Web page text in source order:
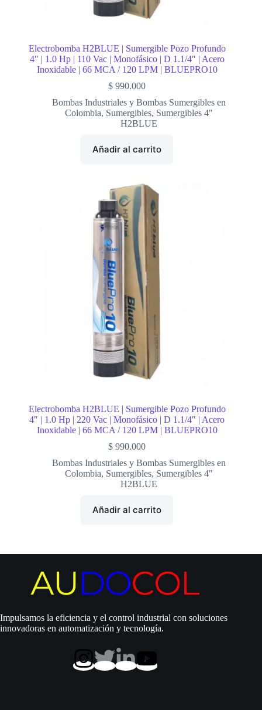
Electrobomba H2BLUE | Sumergible Pozo Profundo
4″ | 1.0 Hp | 110 Vac | Monofásico | D 1.1/4″ | Acero
Inoxidable | 66 MCA / 120 LPM | BLUEPRO10
$ 990.000
Bombas Industriales y Bombas Sumergibles en
Colombia, Sumergibles, Sumergibles 4"
H2BLUE
Añadir al carrito
Electrobomba H2BLUE | Sumergible Pozo Profundo
4″ | 1.0 Hp | 220 Vac | Monofásico | D 1.1/4″ | Acero
Inoxidable | 66 MCA / 120 LPM | BLUEPRO10
$ 990.000
Bombas Industriales y Bombas Sumergibles en
Colombia, Sumergibles, Sumergibles 4"
H2BLUE
Añadir al carrito
Impulsamos la eficiencia y el control industrial con soluciones
innovadoras en automatización y tecnología.